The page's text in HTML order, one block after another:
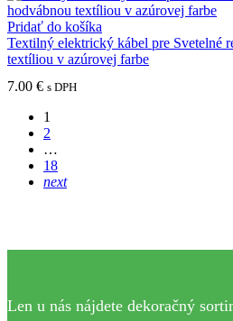
Pridať do košíka
Textilný elektrický kábel pre Svetelné
textíliou v azúrovej farbe
7.00 € s DPH
1
2
…
18
next
Len u nás nájdete dekoračný